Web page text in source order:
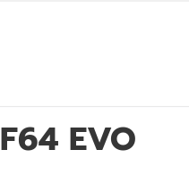
EVO